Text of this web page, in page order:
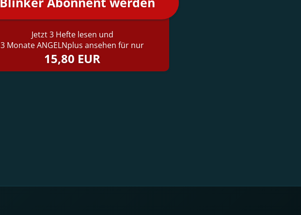
Jetzt 3 Hefte lesen und
3 Monate ANGELNplus ansehen für nur
15,80 EUR